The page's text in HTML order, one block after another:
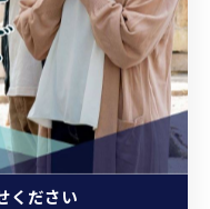
、費用見積もりな
してくれます。
意見調整やトラブル
門家に同席してもら
」「書類不備による
く寄せられていま
ください